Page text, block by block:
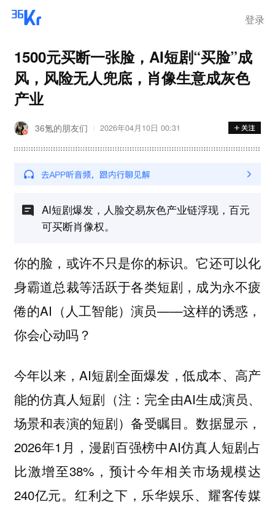
登录
1500元买断一张脸，AI短剧“买脸”成
风，风险无人兜底，肖像生意成灰色
产业
36氪的朋友们 2026年04月10日 00:31
AI短剧爆发，人脸交易灰色产业链浮现，百元
可买断肖像权。
你的脸，或许不只是你的标识。它还可以化
身霸道总裁等活跃于各类短剧，成为永不疲
倦的AI（人工智能）演员——这样的诱惑，
你会心动吗？
今年以来，AI短剧全面爆发，低成本、高产
能的仿真人短剧（注：完全由AI生成演员、
场景和表演的短剧）备受瞩目。数据显示，
2026年1月，漫剧百强榜中AI仿真人短剧占
比激增至38%，预计今年相关市场规模达
240亿元。红利之下，乐华娱乐、耀客传媒